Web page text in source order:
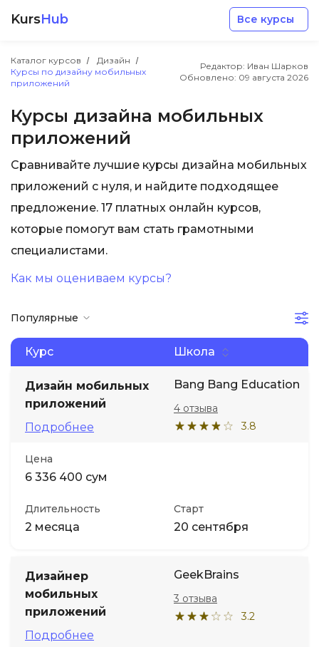
KursHub Все курсы
Каталог курсов
Дизайн
Курсы по дизайну мобильных
приложений
Редактор: Иван Шарков
Обновлено: 09 августа 2026
Курсы дизайна мобильных
приложений
Сравнивайте лучшие курсы дизайна мобильных
приложений с нуля, и найдите подходящее
предложение. 17 платных онлайн курсов,
которые помогут вам стать грамотными
специалистами.
Как мы оцениваем курсы?
Популярные
Курс Школа
Дизайн мобильных
приложений
Подробнее
Bang Bang Education
3.8
4 отзыва
Цена
6 336 400 сум
Длительность
2 месяца
Старт
20 сентября
Дизайнер
мобильных
приложений
Подробнее
GeekBrains
3.2
3 отзыва
Маркетинг
Дизайн
Аналитика
Менеджмент
Иностранные языки
Soft Skills
ДПО
Детям
Акции и промокоды